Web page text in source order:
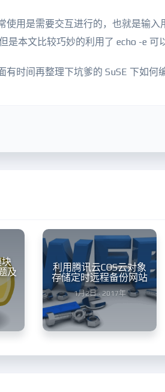
使用是需要交互进行的，也就是输
是本文比较巧妙的利用了 echo -e
有时间再整理下坑爹的 SuSE 下如何
及
利用腾讯云COS云对象
存储定时远程备份网站
1月2日 · 2017年